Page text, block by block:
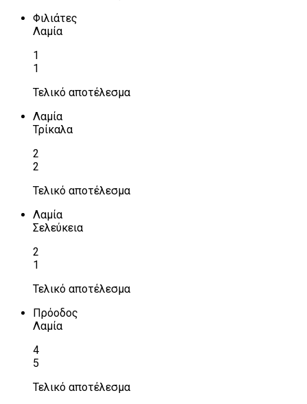
Φιλιάτες
Λαμία
1
1
Τελικό αποτέλεσμα
Λαμία
Τρίκαλα
2
2
Τελικό αποτέλεσμα
Λαμία
Σελεύκεια
2
1
Τελικό αποτέλεσμα
Πρόοδος
Λαμία
4
5
Τελικό αποτέλεσμα